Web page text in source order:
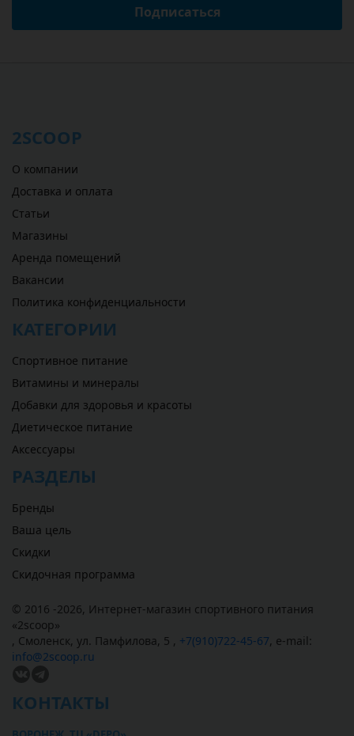
Подписаться
2SCOOP
О компании
Доставка и оплата
Статьи
Магазины
Аренда помещений
Вакансии
Политика конфиденциальности
КАТЕГОРИИ
Спортивное питание
Витамины и минералы
Добавки для здоровья и красоты
Диетическое питание
Аксессуары
РАЗДЕЛЫ
Бренды
Ваша цель
Скидки
Скидочная программа
© 2016 -2026, Интернет-магазин спортивного питания
«2scoop»
, Смоленск, ул. Памфилова, 5 , +7(910)722-45-67, e-mail:
info@2scoop.ru
КОНТАКТЫ